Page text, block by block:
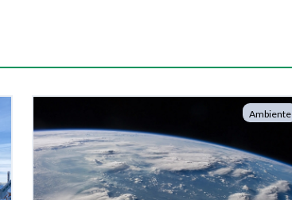
Ambiente